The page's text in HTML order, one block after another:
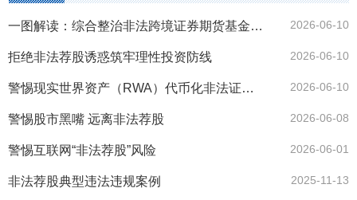
一图解读：综合整治非法跨境证券期货基金经营活动实施方案 2026-06-10
拒绝非法荐股诱惑筑牢理性投资防线 2026-06-10
警惕现实世界资产（RWA）代币化非法证券风险 2026-06-10
警惕股市黑嘴 远离非法荐股 2026-06-08
警惕互联网“非法荐股”风险 2026-06-01
非法荐股典型违法违规案例 2025-11-13